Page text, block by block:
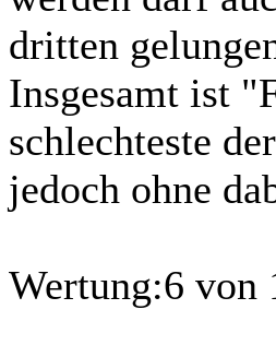
dritten
Insgesamt ist
schlechteste
jedoch ohne
Wertung:6 von